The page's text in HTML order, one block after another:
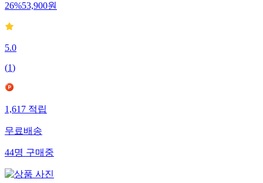
26%53,900원
5.0
(1)
1,617 적립
무료배송
44명 구매중